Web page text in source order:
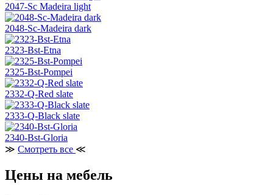
2047-Sc Madeira light
2048-Sc-Madeira dark
2323-Bst-Etna
2325-Bst-Pompei
2332-Q-Red slate
2333-Q-Black slate
2340-Bst-Gloria
≫ Смотреть все ≪
Цены на мебель